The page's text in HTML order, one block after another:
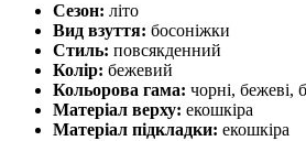
Сезон: літо
Вид взуття: босоніжки
Стиль: повсякденний
Колір: бежевий
Кольорова гама: чорні, бежеві,
Матеріал верху: екошкіра
Матеріал підкладки: екошкіра